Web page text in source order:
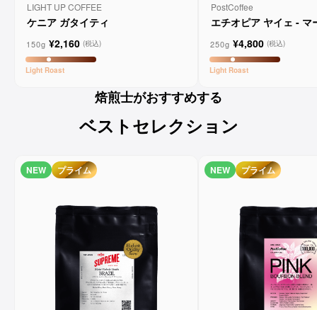
LIGHT UP COFFEE
ケニア ガタイティ
150g ¥2,160 (税込)
Light Roast
PostCoffee
エチオピア ヤイェ - マ
250g ¥4,800 (税込)
Light Roast
焙煎士がおすすめする
ベストセレクション
NEW プライム NEW プライム